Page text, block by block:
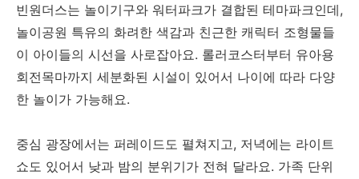
빈원더스는 놀이기구와 워터파크가 결합된 테마파크인데,
놀이공원 특유의 화려한 색감과 친근한 캐릭터 조형물들
이 아이들의 시선을 사로잡아요. 롤러코스터부터 유아용
회전목마까지 세분화된 시설이 있어서 나이에 따라 다양
한 놀이가 가능해요.
중심 광장에서는 퍼레이드도 펼쳐지고, 저녁에는 라이트
쇼도 있어서 낮과 밤의 분위기가 전혀 달라요. 가족 단위